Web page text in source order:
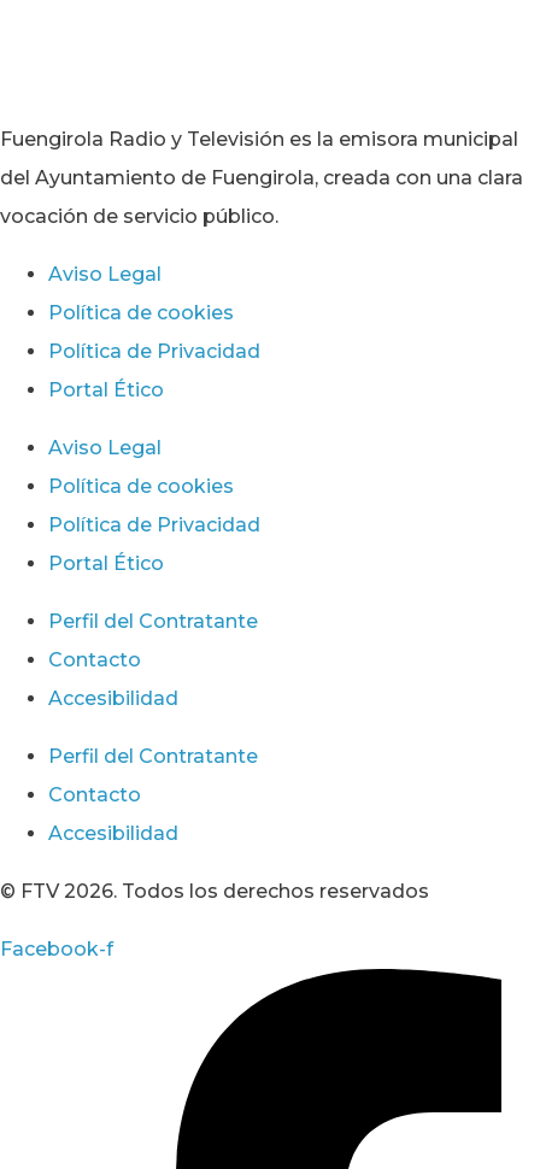
Fuengirola Radio y Televisión es la emisora municipal
del Ayuntamiento de Fuengirola, creada con una clara
vocación de servicio público.
Aviso Legal
Política de cookies
Política de Privacidad
Portal Ético
Aviso Legal
Política de cookies
Política de Privacidad
Portal Ético
Perfil del Contratante
Contacto
Accesibilidad
Perfil del Contratante
Contacto
Accesibilidad
© FTV 2026. Todos los derechos reservados
Facebook-f